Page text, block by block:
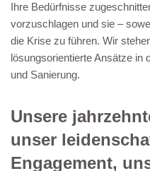
Ihre Bedürfnisse
vorzuschlagen und sie –
die Krise zu führen. Wir
lösungsorientierte Ansätze in
und Sanierung.
Unsere
unser
Engagement,